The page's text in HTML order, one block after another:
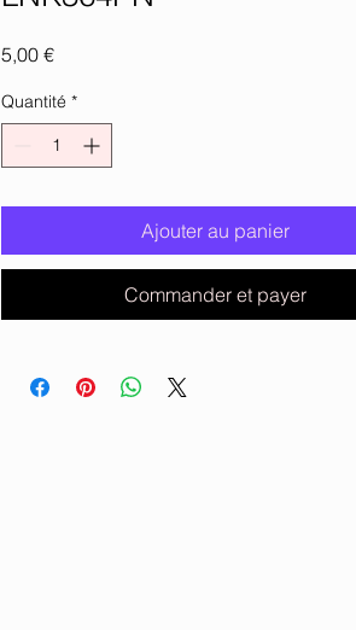
5,00 €Prix
Quantité *
Ajouter au panier
Commander et payer